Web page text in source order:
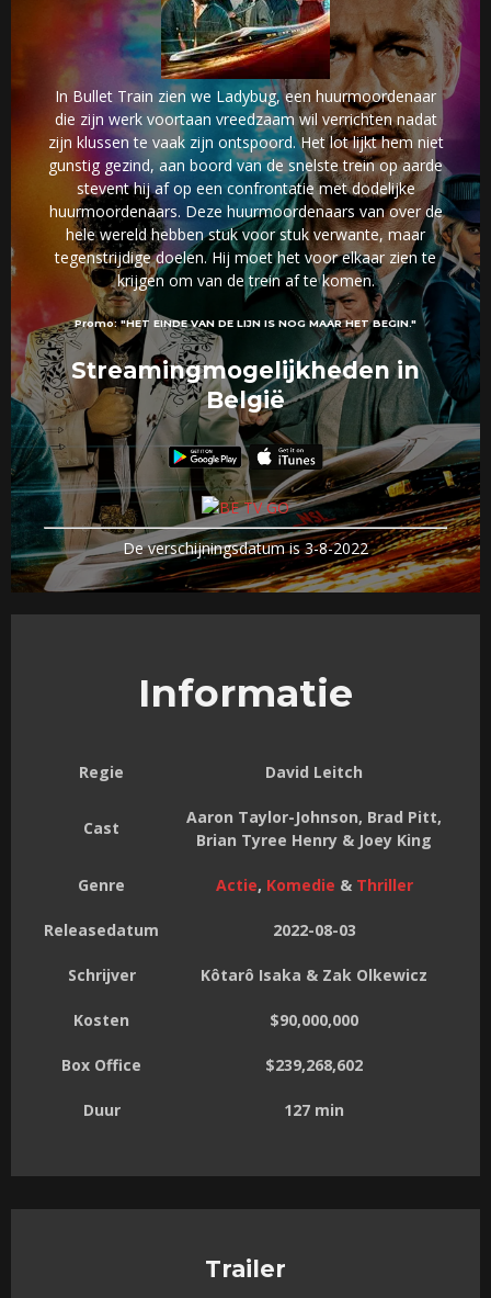
In Bullet Train zien we Ladybug, een huurmoordenaar
die zijn werk voortaan vreedzaam wil verrichten nadat
zijn klussen te vaak zijn ontspoord. Het lot lijkt hem niet
gunstig gezind, aan boord van de snelste trein op aarde
stevent hij af op een confrontatie met dodelijke
huurmoordenaars. Deze huurmoordenaars van over de
hele wereld hebben stuk voor stuk verwante, maar
tegenstrijdige doelen. Hij moet het voor elkaar zien te
krijgen om van de trein af te komen.
Promo: "HET EINDE VAN DE LIJN IS NOG MAAR HET BEGIN."
Streamingmogelijkheden in
België
De verschijningsdatum is 3-8-2022
Informatie
Regie David Leitch
Cast
Aaron Taylor-Johnson, Brad Pitt,
Brian Tyree Henry & Joey King
Genre Actie, Komedie & Thriller
Releasedatum 2022-08-03
Schrijver Kôtarô Isaka & Zak Olkewicz
Kosten $90,000,000
Box Office $239,268,602
Duur 127 min
Trailer